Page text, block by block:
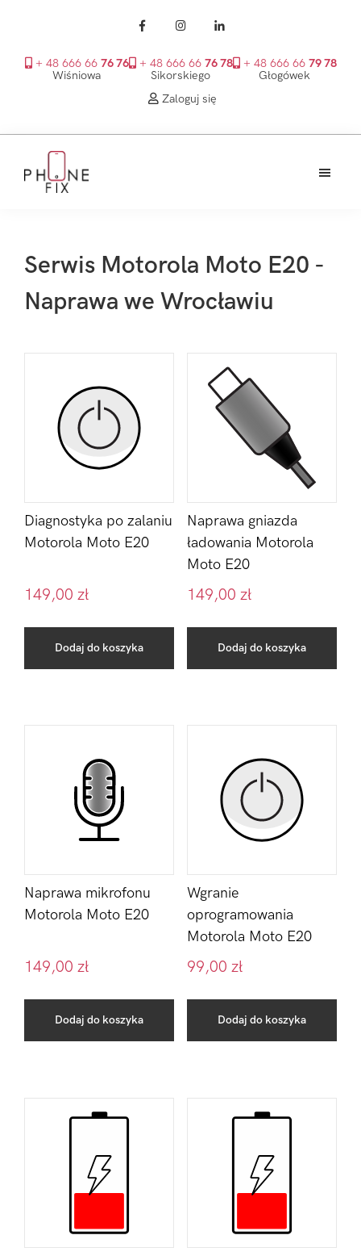
+ 48 666 66 76 76
Wiśniowa
+ 48 666 66 76 78
Sikorskiego
+ 48 666 66 79 78
Głogówek
Zaloguj się
głównego
Serwis Motorola Moto E20 -
Naprawa we Wrocławiu
Diagnostyka po zalaniu
Motorola Moto E20
149,00 zł
Dodaj do koszyka
Naprawa gniazda
ładowania Motorola
Moto E20
149,00 zł
Dodaj do koszyka
Naprawa mikrofonu
Motorola Moto E20
149,00 zł
Dodaj do koszyka
Wgranie
oprogramowania
Motorola Moto E20
99,00 zł
Dodaj do koszyka